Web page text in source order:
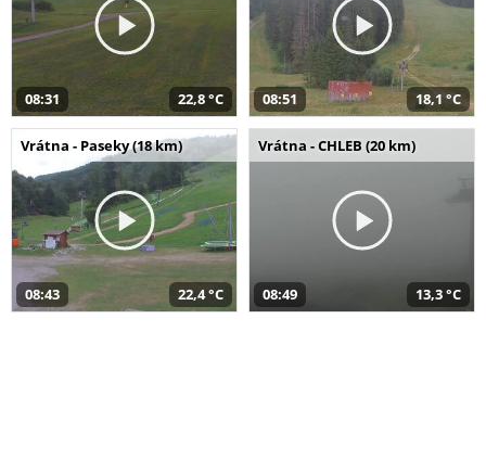
08:31 22,8 °C 08:51 18,1 °C
Vrátna - Paseky (18 km)
08:43 22,4 °C
Vrátna - CHLEB (20 km)
08:49 13,3 °C